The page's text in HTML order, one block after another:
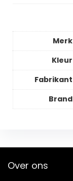
Merk
Kleur
Fabrikant
Brand
Over ons